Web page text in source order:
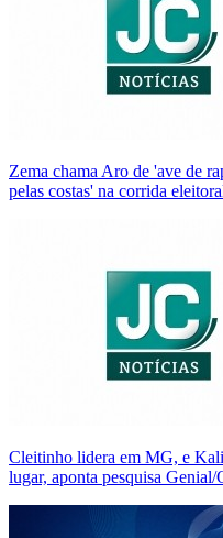
Zema chama Aro de 'ave de
pelas costas' na corrida
Cleitinho lidera em MG, e
lugar, aponta pesquisa Genial/